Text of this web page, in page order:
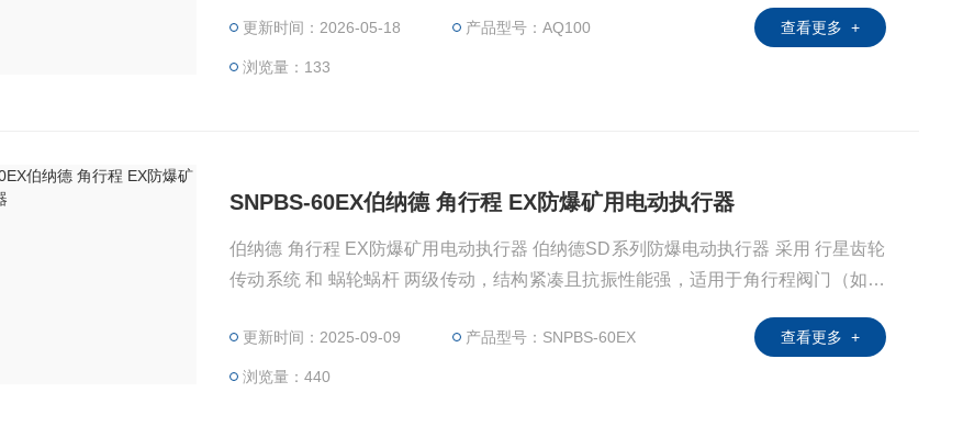
更新时间：2026-05-18 产品型号：AQ100
浏览量：133
查看更多 +
SNPBS-60EX伯纳德 角行程 EX防爆矿用电动执行器
伯纳德 角行程 EX防爆矿用电动执行器 伯纳德SD系列防爆电动执行器 采用 行星齿轮
传动系统 和 蜗轮蜗杆 两级传动，结构紧凑且抗振性能强，适用于角行程阀门（如蝶
工业场景的安全要求。
更新时间：2025-09-09 产品型号：SNPBS-60EX
浏览量：440
查看更多 +